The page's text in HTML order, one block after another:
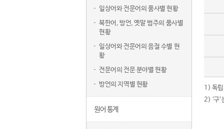
일상어와 전문어의 품사별 현황
북한어, 방언, 옛말 범주의 품사별
현황
일상어와 전문어의 음절 수별 현
황
전문어의 전문 분야별 현황
방언의 지역별 현황
원어 통계
1) 독립
2) ‘구